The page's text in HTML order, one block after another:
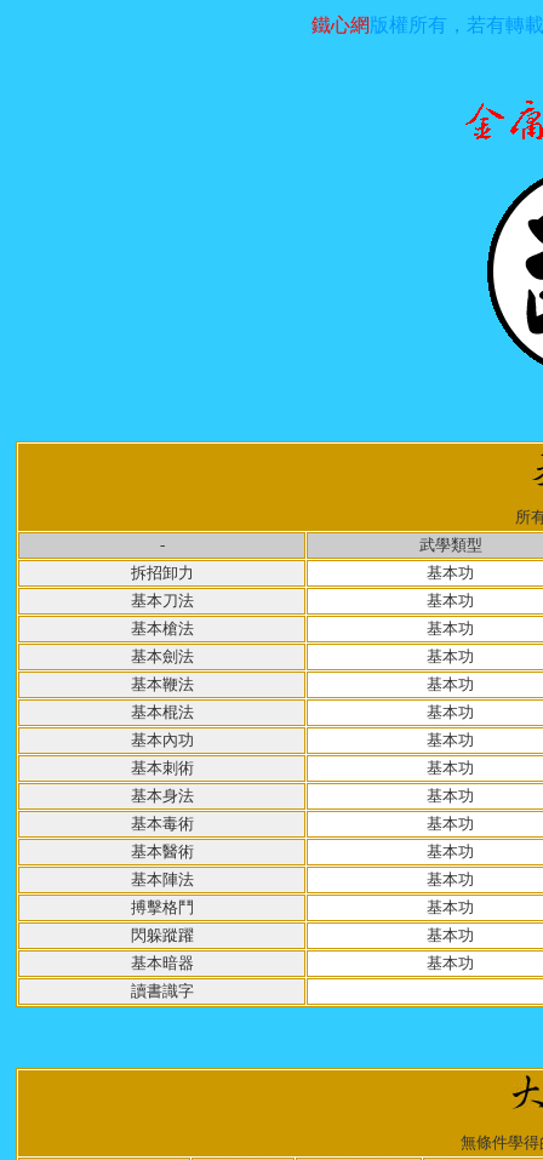
鐵心網 版權所有，若有轉
所
-
武學類型
拆招卸力
基本功
基本刀法
基本功
基本槍法
基本功
基本劍法
基本功
基本鞭法
基本功
基本棍法
基本功
基本內功
基本功
基本刺術
基本功
基本身法
基本功
基本毒術
基本功
基本醫術
基本功
基本陣法
基本功
搏擊格鬥
基本功
閃躲蹤躍
基本功
基本暗器
基本功
讀書識字
無條件學